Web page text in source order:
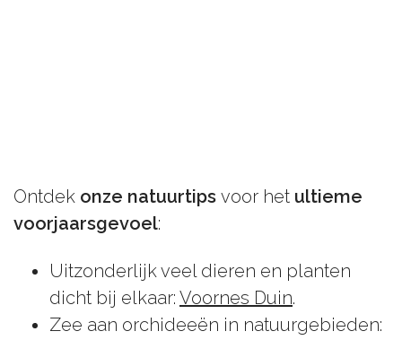
Ontdek onze natuurtips voor het ultieme
voorjaarsgevoel:
Uitzonderlijk veel dieren en planten
dicht bij elkaar: Voornes Duin.
Zee aan orchideeën in natuurgebieden: